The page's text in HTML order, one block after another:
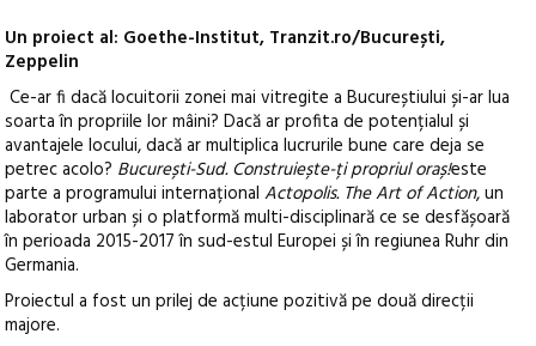
Un proiect al: Goethe-Institut, Tranzit.ro/București,
Zeppelin
Ce-ar fi dacă locuitorii zonei mai vitregite a Bucureștiului și-ar lua
soarta în propriile lor mâini? Dacă ar profita de potențialul și
avantajele locului, dacă ar multiplica lucrurile bune care deja se
petrec acolo? București-Sud. Construiește-ți propriul oraș!este
parte a programului internaționalActopolis. The Art of Action, un
laborator urban și o platformă multi-disciplinară ce se desfășoară
în perioada 2015-2017 în sud-estul Europei și în regiunea Ruhr din
Germania.
Proiectul a fost un prilej de acțiune pozitivă pe două direcții
majore.